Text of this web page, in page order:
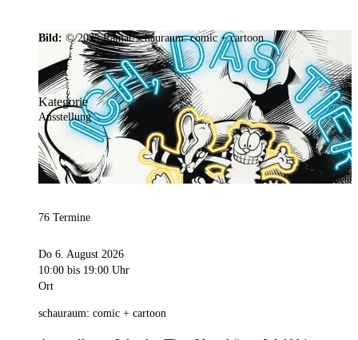
Bild: © 2025 Ramar/schauraum: comic + cartoon
Kategorie
Ausstellung
76 Termine
Do 6. August 2026
10:00 bis 19:00 Uhr
Ort
schauraum: comic + cartoon